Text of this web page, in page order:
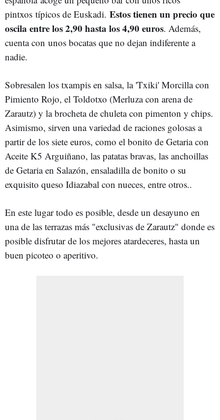
pintxos típicos de Euskadi. Estos tienen un precio que
oscila entre los 2,90 hasta los 4,90 euros. Además,
cuenta con unos bocatas que no dejan indiferente a
nadie.
Sobresalen los txampis en salsa, la 'Txiki' Morcilla con
Pimiento Rojo, el Toldotxo (Merluza con arena de
Zarautz) y la brocheta de chuleta con pimenton y chips.
Asimismo, sirven una variedad de raciones golosas a
partir de los siete euros, como el bonito de Getaria con
Aceite K5 Arguiñano, las patatas bravas, las anchoillas
de Getaria en Salazón, ensaladilla de bonito o su
exquisito queso Idiazabal con nueces, entre otros..
En este lugar todo es posible, desde un desayuno en
una de las terrazas más "exclusivas de Zarautz" donde es
posible disfrutar de los mejores atardeceres, hasta un
buen picoteo o aperitivo.